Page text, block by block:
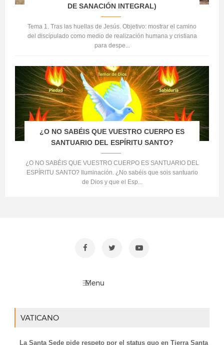
DE SANACIÓN INTEGRAL)
Tema 1. Tras las huellas de Jesús. Objetivo: mostrar el camino
del discipulado como medio de realización humana y cristiana
para despe...
¿O NO SABÉIS QUE VUESTRO CUERPO ES
SANTUARIO DEL ESPÍRITU SANTO?
¿O NO SABÉIS QUE VUESTRO CUERPO ES SANTUARIO DEL
ESPÍRITU SANTO? Iluminación. ¿No sabéis que sois santuario
de Dios y que el Esp...
VATICANO
La Santa Sede pide respeto por el status quo en Tierra Santa